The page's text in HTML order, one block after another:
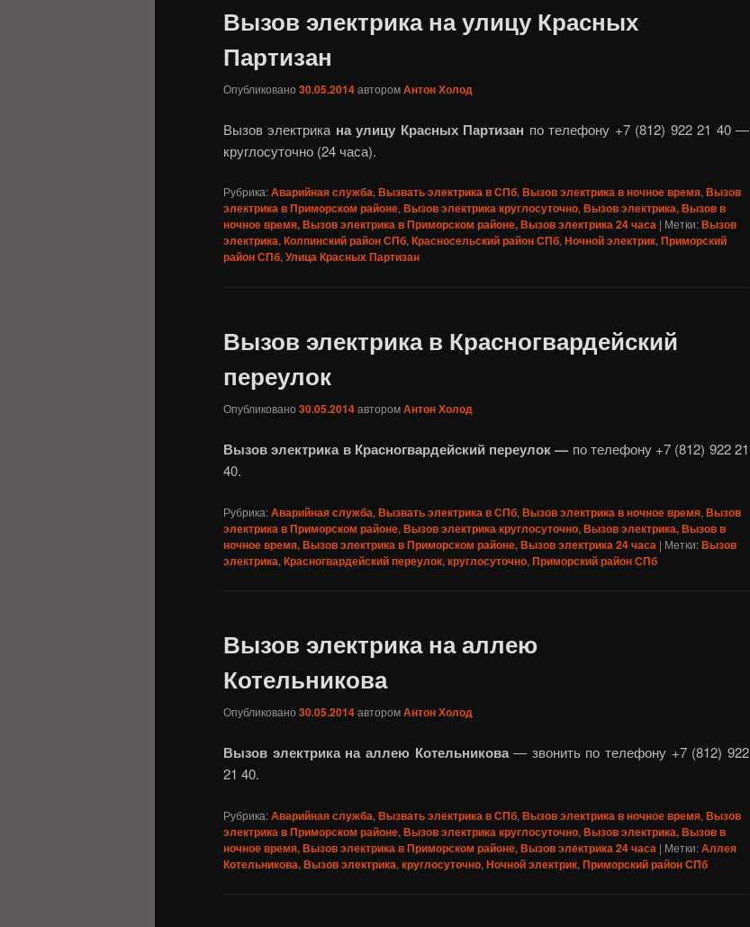
Вызов электрика на улицу Красных
Партизан
Опубликовано 30.05.2014авторомАнтон Холод
Вызов электрика на улицу Красных Партизан по телефону +7 (812) 922 21 40 —
круглосуточно (24 часа).
Рубрика:Аварийная служба, Вызвать электрика в СПб, Вызов электрика в ночное время, Вызов
электрика в Приморском районе, Вызов электрика круглосуточно, Вызов электрика, Вызов в
ночное время, Вызов электрика в Приморском районе, Вызов электрика 24 часа | Метки:Вызов
электрика, Колпинский район СПб, Красносельский район СПб, Ночной электрик, Приморский
район СПб, Улица Красных Партизан
Вызов электрика в Красногвардейский
переулок
Опубликовано 30.05.2014авторомАнтон Холод
Вызов электрика в Красногвардейский переулок — по телефону +7 (812) 922 21
40.
Рубрика:Аварийная служба, Вызвать электрика в СПб, Вызов электрика в ночное время, Вызов
электрика в Приморском районе, Вызов электрика круглосуточно, Вызов электрика, Вызов в
ночное время, Вызов электрика в Приморском районе, Вызов электрика 24 часа | Метки:Вызов
электрика, Красногвардейский переулок, круглосуточно, Приморский район СПб
Вызов электрика на аллею
Котельникова
Опубликовано 30.05.2014авторомАнтон Холод
Вызов электрика на аллею Котельникова— звонить по телефону +7 (812) 922
21 40.
Рубрика:Аварийная служба, Вызвать электрика в СПб, Вызов электрика в ночное время, Вызов
электрика в Приморском районе, Вызов электрика круглосуточно, Вызов электрика, Вызов в
ночное время, Вызов электрика в Приморском районе, Вызов электрика 24 часа | Метки:Аллея
Котельникова, Вызов электрика, круглосуточно, Ночной электрик, Приморский район СПб